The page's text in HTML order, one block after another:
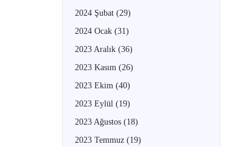
2024 Şubat (29)
2024 Ocak (31)
2023 Aralık (36)
2023 Kasım (26)
2023 Ekim (40)
2023 Eylül (19)
2023 Ağustos (18)
2023 Temmuz (19)